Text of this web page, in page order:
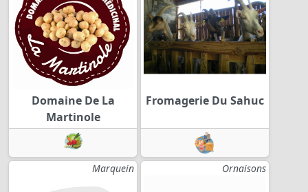
Domaine De La
Martinole
Fromagerie Du Sahuc
Marquein Ornaisons